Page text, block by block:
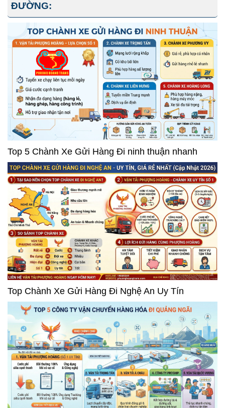
ĐƯỜNG:
Top 5 Chành Xe Gửi Hàng Đi ninh thuận nhanh
Top Chành Xe Gửi Hàng Đi Nghệ An Uy Tín